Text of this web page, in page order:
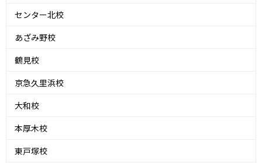
センター北校
あざみ野校
鶴見校
京急久里浜校
大和校
本厚木校
東戸塚校